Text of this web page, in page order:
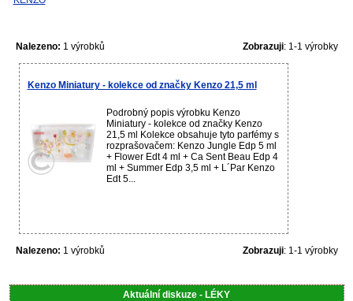
Nalezeno: 1 výrobků Zobrazuji: 1-1 výrobky
Kenzo Miniatury - kolekce od značky Kenzo 21,5 ml
Podrobný popis výrobku Kenzo
Miniatury - kolekce od značky Kenzo
21,5 ml Kolekce obsahuje tyto parfémy s
rozprašovačem: Kenzo Jungle Edp 5 ml
+ Flower Edt 4 ml + Ca Sent Beau Edp 4
ml + Summer Edp 3,5 ml + L´Par Kenzo
Edt 5...
Nalezeno: 1 výrobků Zobrazuji: 1-1 výrobky
Aktuální diskuze - LÉKY